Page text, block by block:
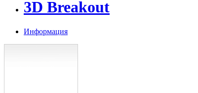
3D Breakout
Информация